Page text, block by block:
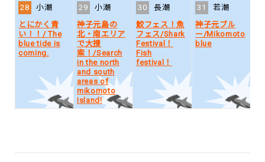
28
小潮
とにかく青
い！！/ The
blue tide is
coming.
29
小潮
神子元島の
北・南エリア
で大捜
索！/Search
in the north
and south
areas of
mikomoto
Island!
30
長潮
鮫フェス！魚
フェス/Shark
Festival！
Fish
festival！
31
若潮
神子元ブル
ー/Mikomoto
blue